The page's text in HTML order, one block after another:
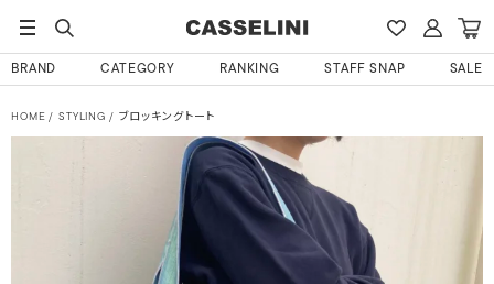
BRAND CATEGORY RANKING STAFF SNAP SALE
HOME STYLING ブロッキングトート